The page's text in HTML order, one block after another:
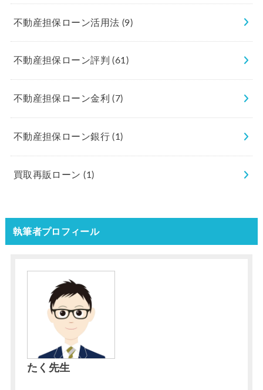
不動産担保ローン活用法 (9)
不動産担保ローン評判(61)
不動産担保ローン金利(7)
不動産担保ローン銀行(1)
買取再販ローン(1)
執筆者プロフィール
たく先生